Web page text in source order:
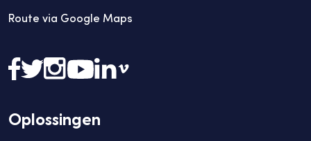
Route via Google Maps
Oplossingen